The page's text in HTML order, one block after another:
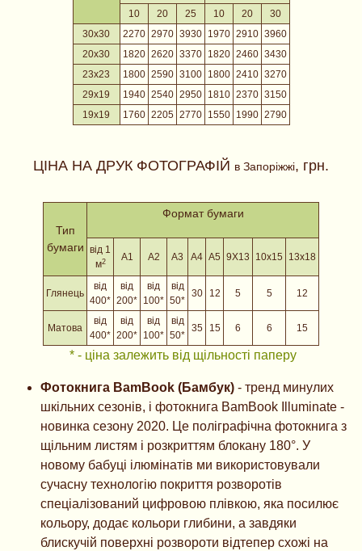
10
20 25 10 20
30
30x30
2270 2970 3930 1970 2910 3960
20x30
1820 2620 3370 1820 2460 3430
23x23
1800 2590 3100 1800 2410 3270
29x19
1940 2540 2950 1810 2370 3150
19x19
1760 2205 2770 1550 1990 2790
ЦІНА НА ДРУК ФОТОГРАФІЙ в Запоріжжі, грн.
Тип
бумаги
Формат бумаги
від 1
м2 А1 А2 А3 А4 А5 9X13 10х15 13х18
Глянець
від
400*
від
200*
від
100*
від
50*
30 12 5 5 12
Матова
від
400*
від
200*
від
100*
від
50*
35 15 6 6 15
* - ціна залежить від щільності паперу
Фотокнига BamBook (Бамбук) - тренд минулих
шкільних сезонів, і фотокнига BamBook Illuminate -
новинка сезону 2020. Це поліграфічна фотокнига з
щільним листям і розкриттям блокану 180°. У
новому бабуці ілюмінатів ми використовували
сучасну технологію покриття розворотів
спеціалізований цифровою плівкою, яка посилює
кольору, додає кольори глибини, а завдяки
блискучій поверхні розвороти відтепер схожі на